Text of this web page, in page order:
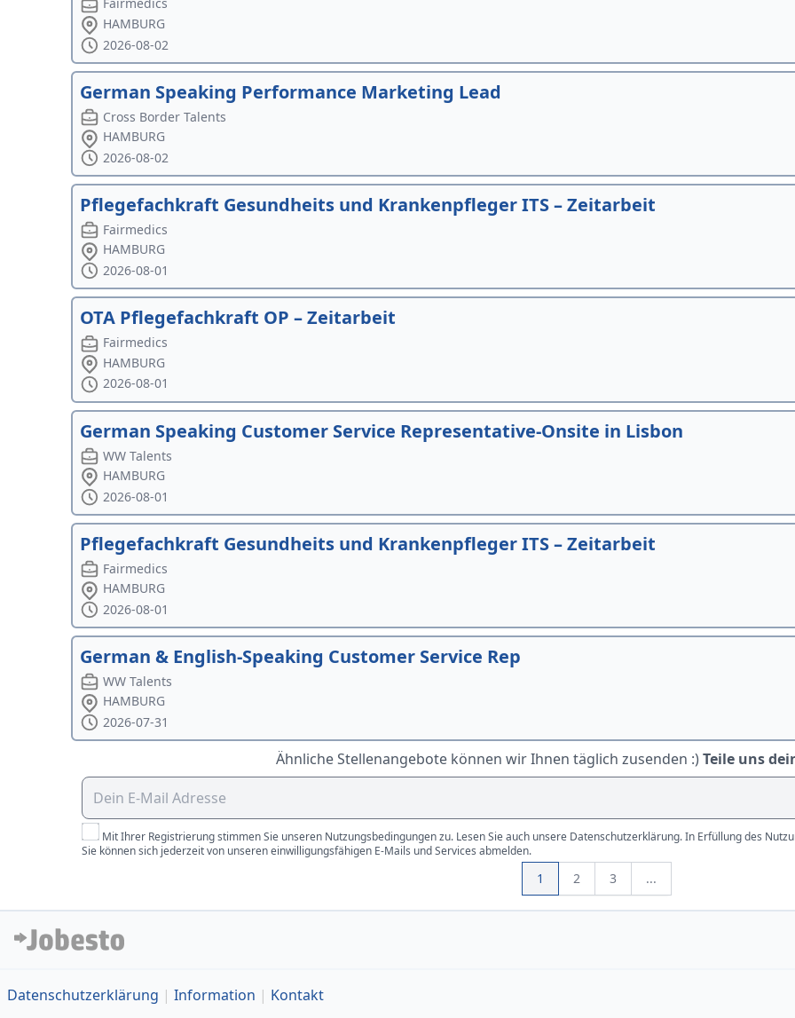
Fairmedics
HAMBURG
2026-08-02
German Speaking Performance Marketing Lead
Cross Border Talents
HAMBURG
2026-08-02
Pflegefachkraft Gesundheits und Krankenpfleger ITS – Zeitarbeit
Fairmedics
HAMBURG
2026-08-01
OTA Pflegefachkraft OP – Zeitarbeit
Fairmedics
HAMBURG
2026-08-01
German Speaking Customer Service Representative-Onsite in Lisbon
WW Talents
HAMBURG
2026-08-01
Pflegefachkraft Gesundheits und Krankenpfleger ITS – Zeitarbeit
Fairmedics
HAMBURG
2026-08-01
German & English-Speaking Customer Service Rep
WW Talents
HAMBURG
2026-07-31
Ähnliche Stellenangebote können wir Ihnen täglich zusenden :) Teile uns
Mit Ihrer Registrierung stimmen Sie unseren Nutzungsbedingungen zu. Lesen Sie auch unsere Datenschutzerklärung. In Erfüllung des
Sie können sich jederzeit von unseren einwilligungsfähigen E-Mails und Services abmelden.
1 2 3 ...
Datenschutzerklärung Information Kontakt